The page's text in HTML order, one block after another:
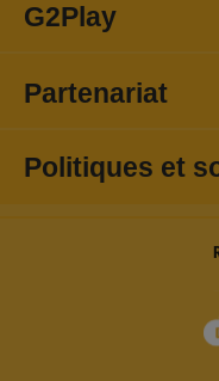
G2Play
Partenariat
Politiques et